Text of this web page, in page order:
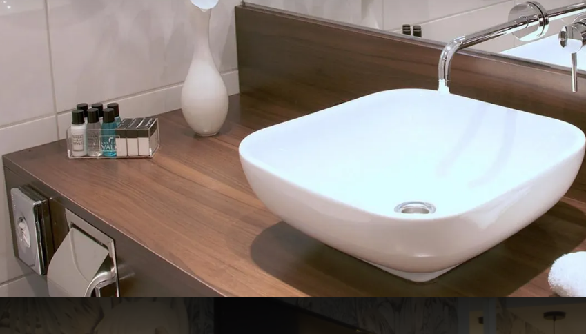
éénpersoons bedden en zijn circa 30 m2 groot. De kamers worden gekenmerkt door een fris design met lichte
kleurstellingen en modern meubilair. Het bijzondere aan deze kamers is het flamingo-ontwerp op de wand. De
badkamers zijn uitgerust met een regendouche.
*Houd er rekening mee dat er geluidsoverlast kan zijn in de nachten van dinsdag op woensdag en van
vrijdag op zaterdag.
Alle prijzen zijn exclusief ontbijt en inclusief gebruik van internet met W-LAN.
Het ontbijt kan bij de reservering of Check-in voor € 21,50 per persoon geboekt worden.
Badjassen
Toilet
Regendouche
Föhn
Cosmetica spiegel
Bekijk meer